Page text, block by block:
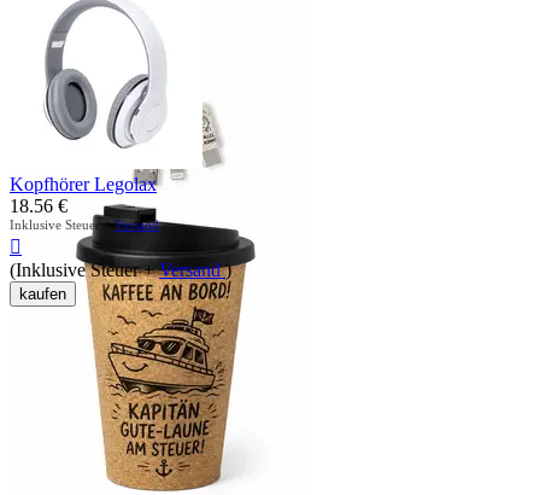
Kopfhörer Legolax
18.56 €
Inklusive Steuer +Versand

(Inklusive Steuer +Versand)
kaufen